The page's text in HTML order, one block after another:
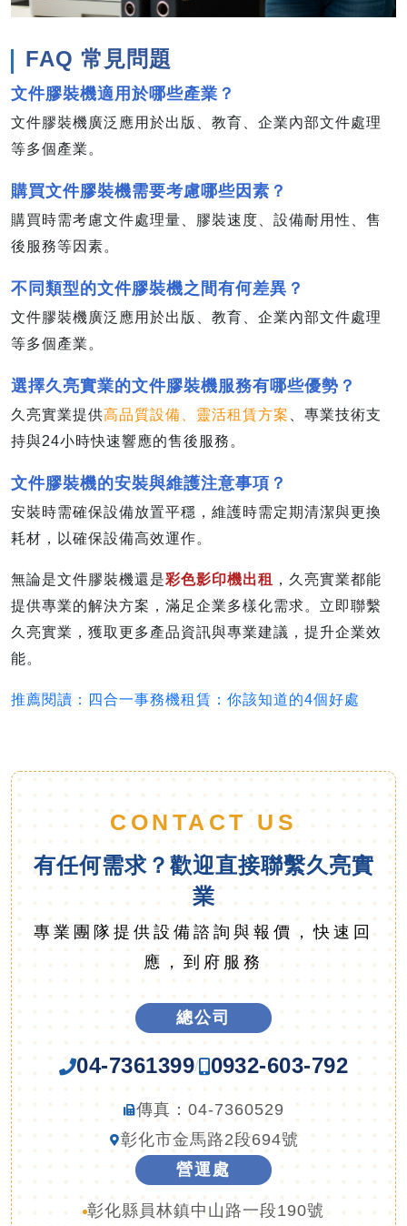
FAQ 常見問題
文件膠裝機適用於哪些產業？
文件膠裝機廣泛應用於出版、教育、企業內部文件處理
等多個產業。
購買文件膠裝機需要考慮哪些因素？
購買時需考慮文件處理量、膠裝速度、設備耐用性、售
後服務等因素。
不同類型的文件膠裝機之間有何差異？
文件膠裝機廣泛應用於出版、教育、企業內部文件處理
等多個產業。
選擇久亮實業的文件膠裝機服務有哪些優勢？
久亮實業提供高品質設備、靈活租賃方案
、專業技術支
持與24小時快速響應的售後服務。
文件膠裝機的安裝與維護注意事項？
安裝時需確保設備放置平穩，維護時需定期清潔與更換
耗材，以確保設備高效運作。
無論是文件膠裝機還是彩色影印機出租
，久亮實業都能
提供專業的解決方案，滿足企業多樣化需求。立即聯繫
久亮實業，獲取更多產品資訊與專業建議，提升企業效
能。
推薦閱讀：四合一事務機租賃：你該知道的4個好處
CONTACT US
有任何需求？歡迎直接聯繫久亮實
業
專業團隊提供設備諮詢與報價，快速回
應，到府服務
總公司
04-7361399/ 0932-603-792
傳真：04-7360529
彰化市金馬路2段694號
營運處
彰化縣員林鎮中山路一段190號